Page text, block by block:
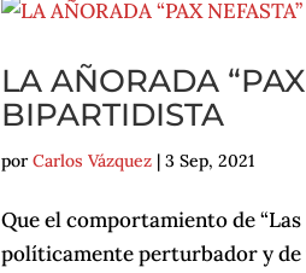
LA AÑORADA
BIPARTIDISTA
porCarlos Vázquez |3 Sep, 2021
Que el comportamiento de
políticamente perturbador y de